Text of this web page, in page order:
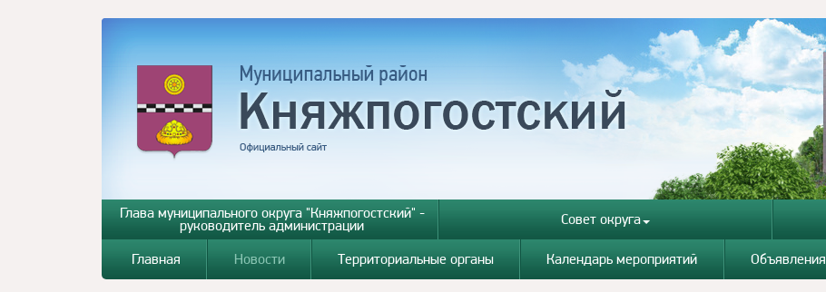
Глава муниципального округа "Княжпогостский" -
руководитель администрации Совет округа
Главная Новости Территориальные органы Календарь мероприятий Объявления